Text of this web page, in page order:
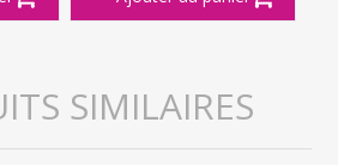
SIMILAIRES